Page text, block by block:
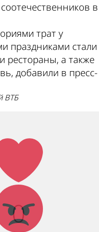
в
трат у
праздниками стали
рестораны, а также
добавили в пресс-
ВТБ
0